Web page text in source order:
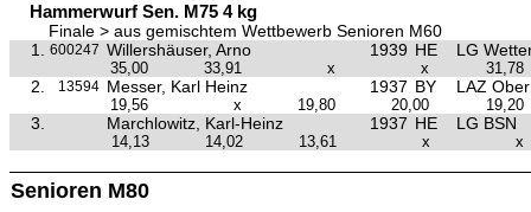
Hammerwurf Sen. M75 4 kg
Finale > aus gemischtem Wettbewerb Senioren M60
1.
600247 Willershäuser, Arno 1939 HE LG
35,00 33,91 x x 31,78
2. 13594 Messer, Karl Heinz 1937 BY LAZ
19,56 x 19,80 20,00 19,20
3. Marchlowitz, Karl-Heinz 1937 HE LG BSN
14,13 14,02 13,61 x x
Senioren M80